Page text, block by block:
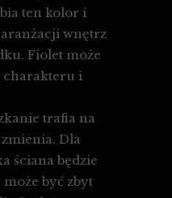
ten kolor i
wnętrz
Fiolet może
charakteru i
trafia na
Dla
ściana będzie
być zbyt